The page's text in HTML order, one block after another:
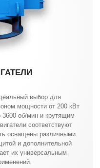
выбор для
мощности от 200 кВт
3600 об/мин и крутящим
соответствуют
оснащены различными
и дополнительной
их универсальным